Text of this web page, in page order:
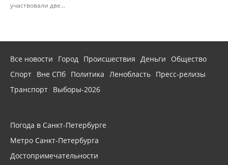
участвовали две...
Все новости Город Происшествия Деньги
Общество
Спорт Вне СПб Политика Ленобласть Пресс-релизы
Транспорт Выборы-2026
Погода в Санкт-Петербурге
Метро Санкт-Петербурга
Достопримечательности